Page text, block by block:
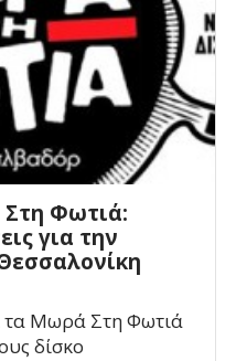
Φωτιά:
για την
τα Μωρά Στη Φωτιά
δίσκο